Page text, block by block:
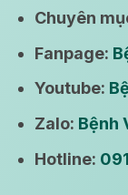
Chuyên
Fanpage:
Youtube:
Zalo: Bệnh
Hotline: